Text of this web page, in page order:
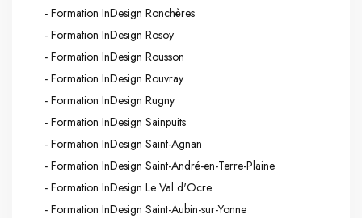
- Formation InDesign Ronchères
- Formation InDesign Rosoy
- Formation InDesign Rousson
- Formation InDesign Rouvray
- Formation InDesign Rugny
- Formation InDesign Sainpuits
- Formation InDesign Saint-Agnan
- Formation InDesign Saint-André-en-Terre-Plaine
- Formation InDesign Le Val d'Ocre
- Formation InDesign Saint-Aubin-sur-Yonne